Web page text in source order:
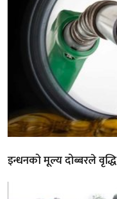
इन्धनको मूल्य दोब्बरले वृद्धि